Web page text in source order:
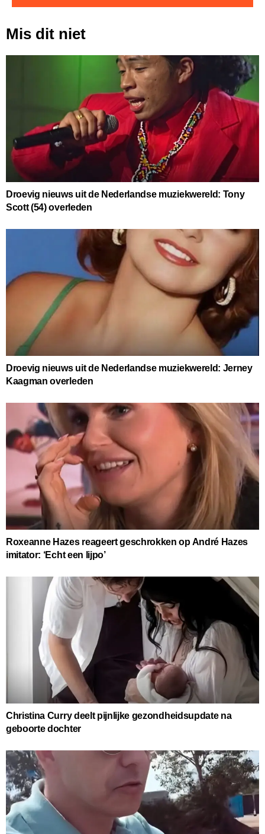
Mis dit niet
Droevig nieuws uit de Nederlandse muziekwereld: Tony
Scott (54) overleden
Droevig nieuws uit de Nederlandse muziekwereld: Jerney
Kaagman overleden
Roxeanne Hazes reageert geschrokken op André Hazes
imitator: ‘Echt een lijpo’
Christina Curry deelt pijnlijke gezondheidsupdate na
geboorte dochter